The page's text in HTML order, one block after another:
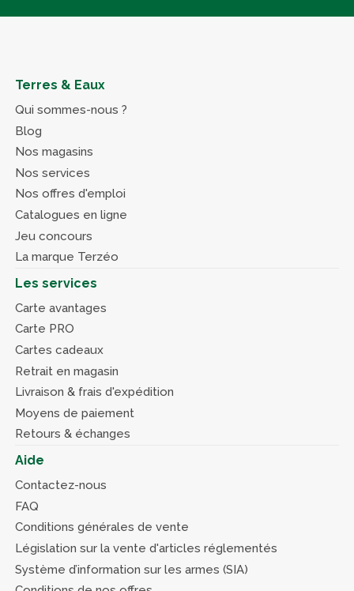
Terres & Eaux
Qui sommes-nous ?
Blog
Nos magasins
Nos services
Nos offres d'emploi
Catalogues en ligne
Jeu concours
La marque Terzéo
Les services
Carte avantages
Carte PRO
Cartes cadeaux
Retrait en magasin
Livraison & frais d'expédition
Moyens de paiement
Retours & échanges
Aide
Contactez-nous
FAQ
Conditions générales de vente
Législation sur la vente d'articles réglementés
Système d’information sur les armes (SIA)